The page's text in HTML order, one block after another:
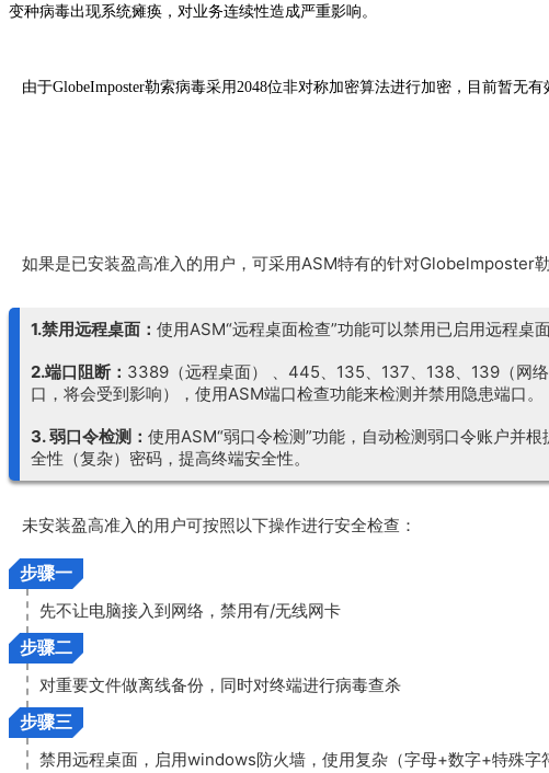
变种病毒出现系统瘫痪，对业务连续性造成严重影响。
由于GlobeImposter勒索病毒采用2048位非对称加密算法进行加密，目前暂无
如果是已安装盈高准入的用户，可采用ASM特有的针对Globelmposter
1.禁用远程桌面： 使用ASM“远程桌面检查”功能可以禁用已启用远程桌面
2.端口阻断： 3389（远程桌面） 、445、135、137、138、139（网
口，将会受到影响），使用ASM端口检查功能来检测并禁用隐患端口。
3. 弱口令检测： 使用ASM“弱口令检测”功能，自动检测弱口令账户并
全性（复杂）密码，提高终端安全性。
未安装盈高准入的用户可按照以下操作进行安全检查：
步骤一
先不让电脑接入到网络，禁用有/无线网卡
步骤二
对重要文件做离线备份，同时对终端进行病毒查杀
步骤三
禁用远程桌面，启用windows防火墙，使用复杂（字母+数字+特殊字